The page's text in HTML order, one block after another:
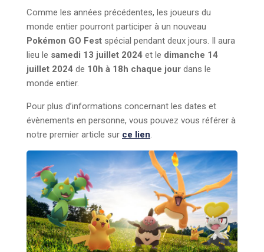
Comme les années précédentes, les joueurs du
monde entier pourront participer à un nouveau
Pokémon GO Fest spécial pendant deux jours. Il aura
lieu le samedi 13 juillet 2024 et le dimanche 14
juillet 2024 de 10h à 18h chaque jour dans le
monde entier.
Pour plus d’informations concernant les dates et
évènements en personne, vous pouvez vous référer à
notre premier article sur ce lien.